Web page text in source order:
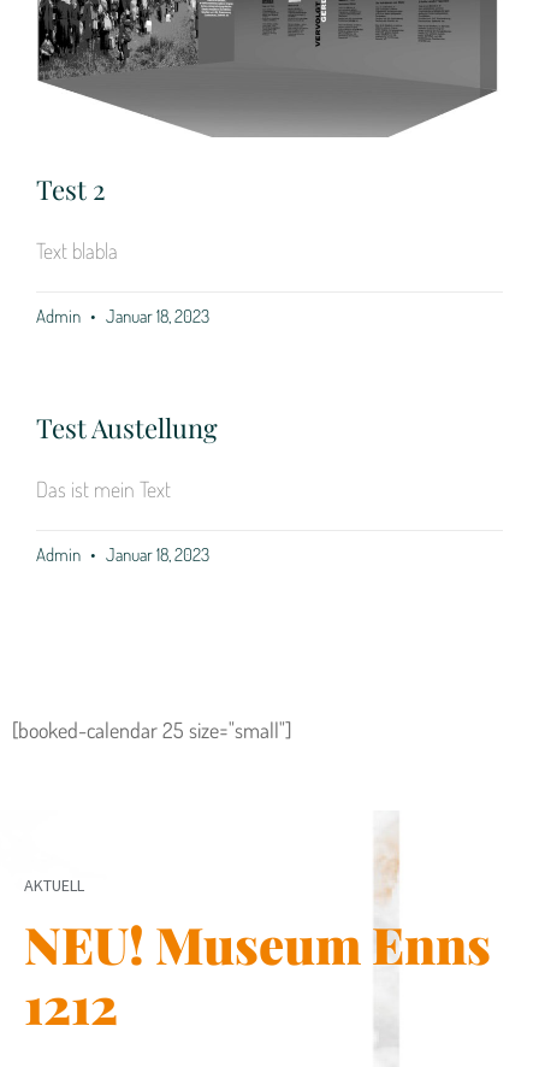
Test 2
Text blabla
Admin Januar 18, 2023
Test Austellung
Das ist mein Text
Admin Januar 18, 2023
[booked-calendar 25 size="small"]
AKTUELL
NEU! Museum Enns
1212